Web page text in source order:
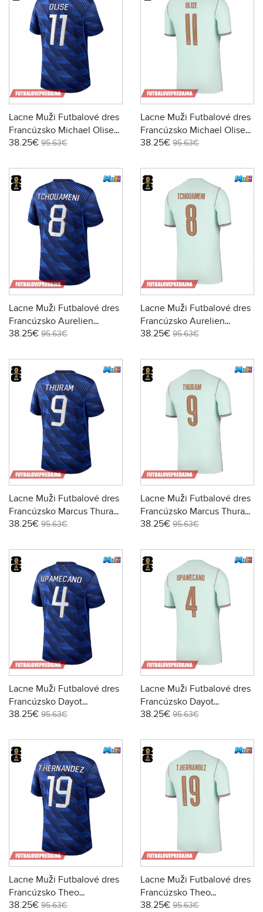
Lacne Muži Futbalové dres
Francúzsko Michael Olise
#11 MS 2026 Krátky Rukáv -
38.25€ 95.63€
Lacne Muži Futbalové dres
Francúzsko Michael Olise
#11 MS 2026 Krátky Rukáv -
38.25€ 95.63€
Lacne Muži Futbalové dres
Francúzsko Aurelien
Tchouameni #8 MS 2026
38.25€ 95.63€
Lacne Muži Futbalové dres
Francúzsko Aurelien
Tchouameni #8 MS 2026
38.25€ 95.63€
Lacne Muži Futbalové dres
Francúzsko Marcus Thuram
#9 MS 2026 Krátky Rukáv -
38.25€ 95.63€
Lacne Muži Futbalové dres
Francúzsko Marcus Thuram
#9 MS 2026 Krátky Rukáv -
38.25€ 95.63€
Lacne Muži Futbalové dres
Francúzsko Dayot
Upamecano #4 MS 2026
38.25€ 95.63€
Lacne Muži Futbalové dres
Francúzsko Dayot
Upamecano #4 MS 2026
38.25€ 95.63€
Lacne Muži Futbalové dres
Francúzsko Theo
Hernandez #19 MS 2026
38.25€ 95.63€
Lacne Muži Futbalové dres
Francúzsko Theo
Hernandez #19 MS 2026
38.25€ 95.63€